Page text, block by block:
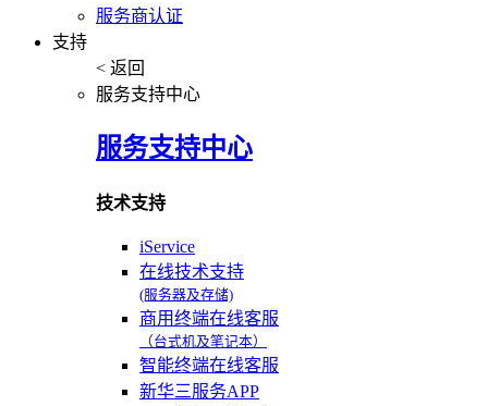
服务商认证
支持
< 返回
服务支持中心
服务支持中心
技术支持
iService
在线技术支持
(服务器及存储)
商用终端在线客服
（台式机及笔记本）
智能终端在线客服
新华三服务APP